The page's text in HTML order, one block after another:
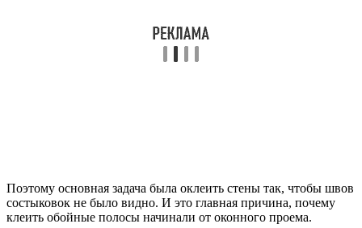
Поэтому основная задача была оклеить стены так, чтобы швов
состыковок не было видно. И это главная причина, почему
клеить обойные полосы начинали от оконного проема.